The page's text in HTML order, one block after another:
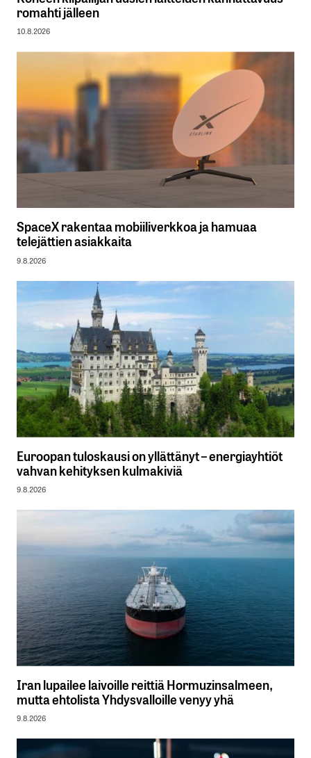
romahti jälleen
10.8.2026
SpaceX rakentaa mobiiliverkkoa ja hamuaa
telejättien asiakkaita
9.8.2026
Euroopan tuloskausi on yllättänyt – energiayhtiöt
vahvan kehityksen kulmakiviä
9.8.2026
Iran lupailee laivoille reittiä Hormuzinsalmeen,
mutta ehtolista Yhdysvalloille venyy yhä
9.8.2026